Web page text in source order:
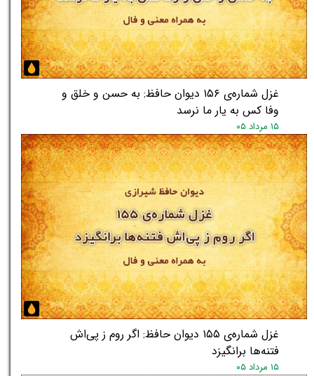
غزل شماره‌ی ۱۵۶ دیوان حافظ: به حسن و خلق و
وفا کس به یار ما نرسد
۱۵ مرداد ۰۵
غزل شماره‌ی ۱۵۵ دیوان حافظ: اگر روم ز پی‌اش
فتنه‌ها برانگیزد
۱۵ مرداد ۰۵